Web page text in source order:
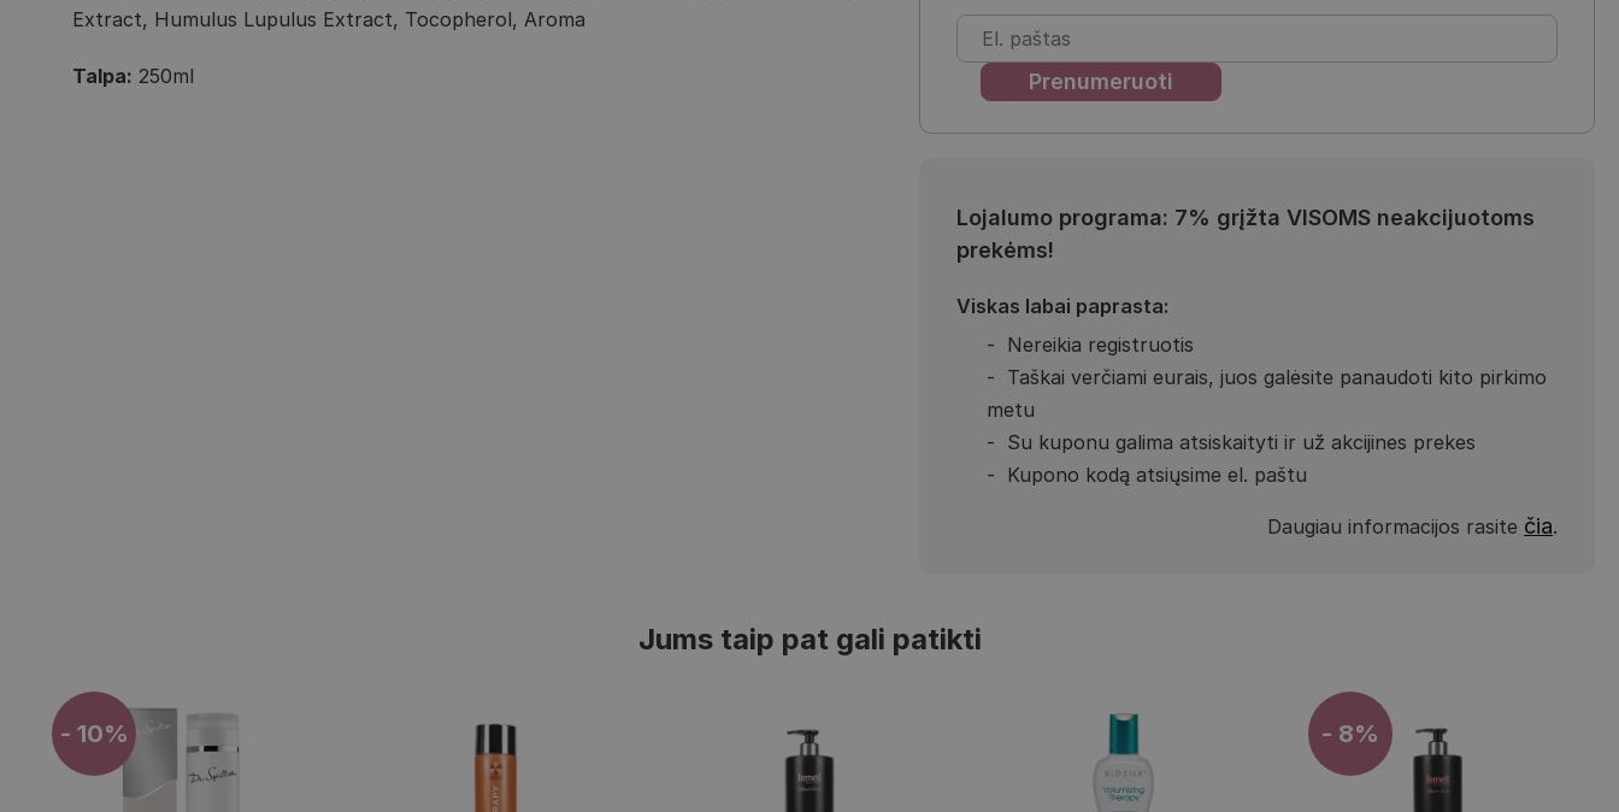
Lojalumo programa: 7% grįžta VISOMS neakcijuotoms
prekėms!
Viskas labai paprasta:
Nereikia registruotis
Taškai verčiami eurais, juos galėsite panaudoti kito pirkimo
metu
Su kuponu galima atsiskaityti ir už akcijines prekes
Kupono kodą atsiųsime el. paštu
Daugiau informacijos rasite čia.
Extract, Humulus Lupulus Extract, Tocopherol, Aroma
Talpa: 250ml
Jums taip pat gali patikti
- 10% - 8%